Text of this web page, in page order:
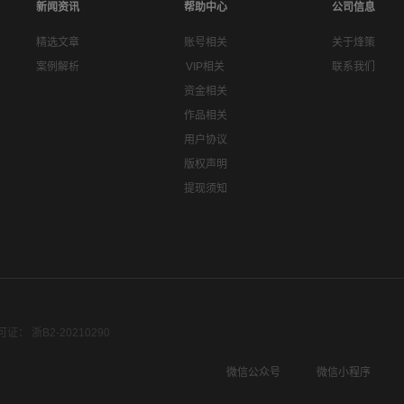
新闻资讯
精选文章
案例解析
帮助中心
账号相关
VIP相关
资金相关
作品相关
用户协议
版权声明
提现须知
公司信息
关于烽策
联系我们
证： 浙B2-20210290
微信公众号
微信小程序